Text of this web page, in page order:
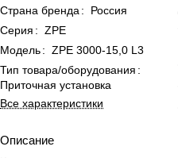
Страна бренда :
Россия
Серия : ZPE
Модель: ZPE 3000-15,0 L3
Тип товара/оборудования :
Приточная установка
Все характеристики
Описание